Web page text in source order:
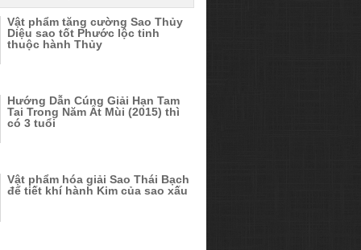
Vật phẩm tăng cường Sao Thủy
Diệu sao tốt Phước lộc tinh
thuộc hành Thủy
Hướng Dẫn Cúng Giải Hạn Tam
Tai Trong Năm Ất Mùi (2015) thì
có 3 tuổi
Vật phẩm hóa giải Sao Thái Bạch
để tiết khí hành Kim của sao xấu